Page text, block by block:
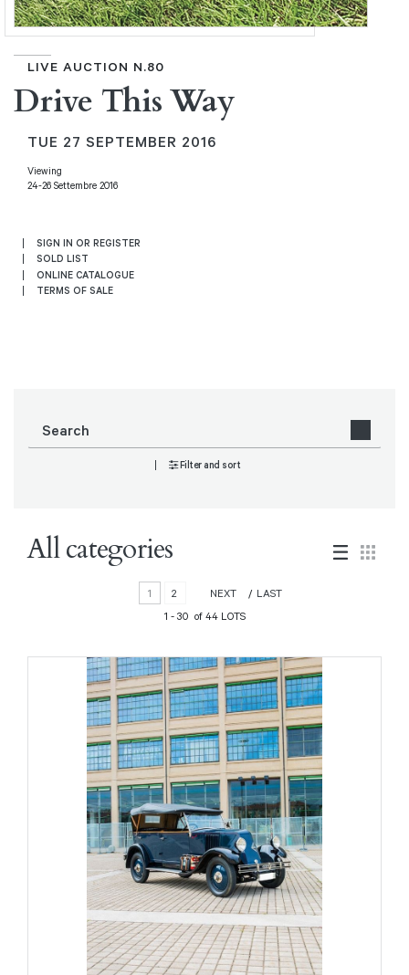
LIVE AUCTION N.80
Drive This Way
TUE 27 SEPTEMBER 2016
Viewing
24-26 Settembre 2016
SIGN IN OR REGISTER
SOLD LIST
ONLINE CATALOGUE
TERMS OF SALE
Filter and sort
All categories
1 - 30 of 44 LOTS
1 2 NEXT LAST